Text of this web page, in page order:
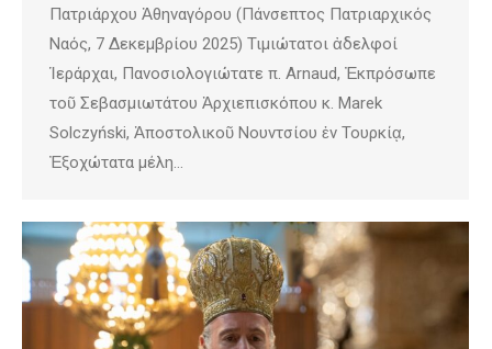
Πατριάρχου Ἀθηναγόρου (Πάνσεπτος Πατριαρχικός
Ναός, 7 Δεκεμβρίου 2025) Τιμιώτατοι ἀδελφοί
Ἱεράρχαι, Πανοσιολογιώτατε π. Arnaud, Ἐκπρόσωπε
τοῦ Σεβασμιωτάτου Ἀρχιεπισκόπου κ. Marek
Solczyński, Ἀποστολικοῦ Νουντσίου ἐν Τουρκίᾳ,
Ἐξοχώτατα μέλη…